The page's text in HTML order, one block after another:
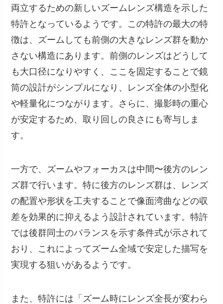
両立するための新しいズームレンズ構造を示した
特許となっているようです。この特許の最大の特
徴は、ズームしても前側の大きなレンズ群を動か
さない構造にあります。前側のレンズはどうして
も大口径になりやすく、ここを固定することで鏡
筒の設計がシンプルになり、レンズ全体の小型化
や軽量化につながります。さらに、撮影時の重心
が安定するため、取り回しの良さにも寄与しま
す。
一方で、ズームやフォーカスは中間〜後方のレン
ズ群で行います。特に後方のレンズ群は、レンズ
の配置や形状を工夫することで像面湾曲などの収
差を効果的に抑えるよう設計されています。特許
では後群同士のバランスを示す条件式が示されて
おり、これによってズーム全域で安定した描写を
実現する狙いがあるようです。
また、特許には「ズーム時にレンズ全長が変わら